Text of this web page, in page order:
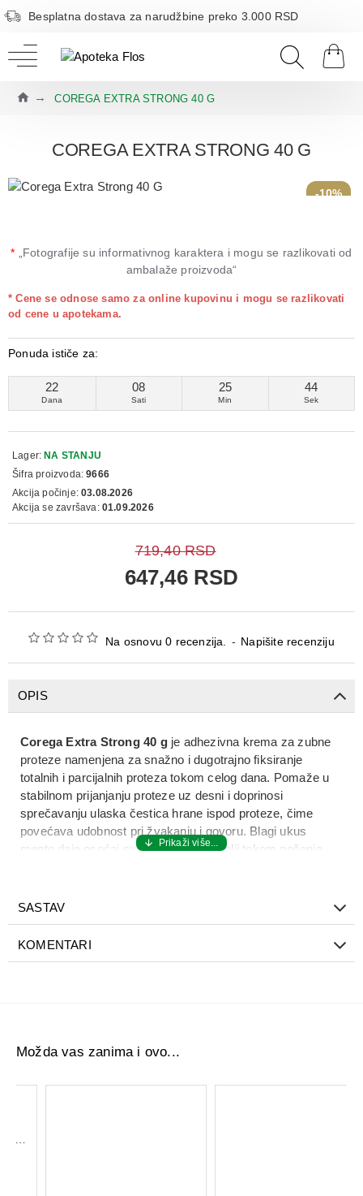
Besplatna dostava za narudžbine preko 3.000 RSD
COREGA EXTRA STRONG 40 G
COREGA EXTRA STRONG 40 G
-10%
* „Fotografije su informativnog karaktera i mogu se razlikovati od
ambalaže proizvoda“
Na osnovu 0 recenzija. - Napišite recenziju
Ponuda ističe za:
22
Dana
08
Sati
25
Min
44
Sek
* Cene se odnose samo za online kupovinu i mogu se razlikovati
od cene u apotekama.
647,46 RSD
719,40 RSD
Lager: NA STANJU
Šifra proizvoda: 9666
Akcija počinje: 03.08.2026
Akcija se završava: 01.09.2026
OPIS
Corega Extra Strong 40 g je adhezivna krema za zubne
proteze namenjena za snažno i dugotrajno fiksiranje
totalnih i parcijalnih proteza tokom celog dana. Pomaže u
stabilnom prijanjanju proteze uz desni i doprinosi
sprečavanju ulaska čestica hrane ispod proteze, čime
povećava udobnost pri žvakanju i govoru. Blagi ukus
mente daje osećaj svežine u usnoj duplji tokom nošenja
upotrebu kod osoba koje koriste zubne proteze i žele
dodatnu sigurnost i stabilnost tokom dana. Njena
formulacija omogućava pouzdano prijanjanje i lakšu
kontrolu proteze, uz jednostavno nanošenje i dugotrajan
količinu kreme u tankim linijama duž proteze, zatim
SASTAV
KOMENTARI
Možda vas zanima i ovo...